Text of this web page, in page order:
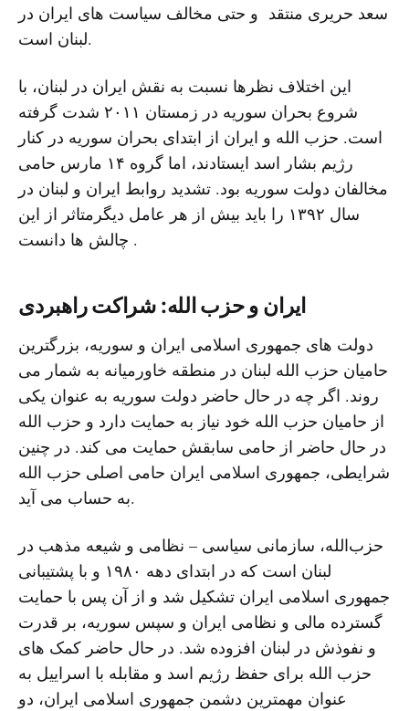
سعد حریرى منتقد و حتی مخالف سیاست هاى ایران در
لبنان است.
این اختلاف نظرها نسبت به نقش ایران در لبنان، با
شروع بحران سوریه در زمستان ٢٠١١ شدت گرفته
است. حزب الله و ایران از ابتداى بحران سوریه در کنار
رژیم بشار اسد ایستادند، اما گروه ١۴ مارس حامى
مخالفان دولت سوریه بود. تشدید روابط ایران و لبنان در
سال ۱۳۹۲ را باید بیش از هر عامل دیگرمتاثر از این
چالش ها دانست .
ایران و حزب الله: شراکت راهبردی
دولت های جمهوری اسلامی ایران و سوریه، بزرگترین
حامیان حزب الله لبنان در منطقه خاورمیانه به شمار مى
روند. اگر چه در حال حاضر دولت سوریه به عنوان یکى
از حامیان حزب الله خود نیاز به حمایت دارد و حزب الله
در حال حاضر از حامى سابقش حمایت می کند. در چنین
شرایطی، جمهورى اسلامى ایران حامى اصلی حزب الله
به حساب مى آید.
حزب‌الله، سازمانی سیاسی – نظامی و شیعه مذهب در
لبنان است که در ابتدای دهه ۱۹۸۰ و با پشتیبانی
جمهورى اسلامى ایران تشکیل شد و از آن پس با حمایت
گسترده مالی و نظامی ایران و سپس سوریه، بر قدرت
و نفوذش در لبنان افزوده شد. در حال حاضر کمک هاى
حزب الله براى حفظ رژیم اسد و مقابله با اسراییل به
عنوان مهمترین دشمن جمهورى اسلامى ایران، دو